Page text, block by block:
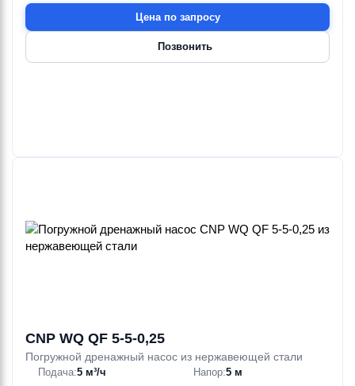
Цена по запросу
Позвонить
CNP WQ QF 5-5-0,25
Погружной дренажный насос из нержавеющей стали
Подача:5 м³/ч Напор:5 м